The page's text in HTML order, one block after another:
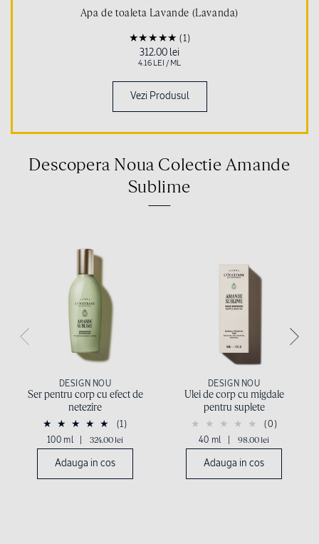
Apa de toaleta Lavande (Lavanda)
(1)
Pret
obisnuit
312.00 lei
PRET
4.16 LEI / PE
ML
Vezi Produsul
Descopera Noua Colectie Amande
Sublime
DESIGN NOU
Ser pentru corp cu efect de
netezire
(1)
100 ml 324.00 lei
Adauga in cos
DESIGN NOU
Ulei de corp cu migdale
pentru suplete
(0)
40 ml 98.00 lei
Adauga in cos